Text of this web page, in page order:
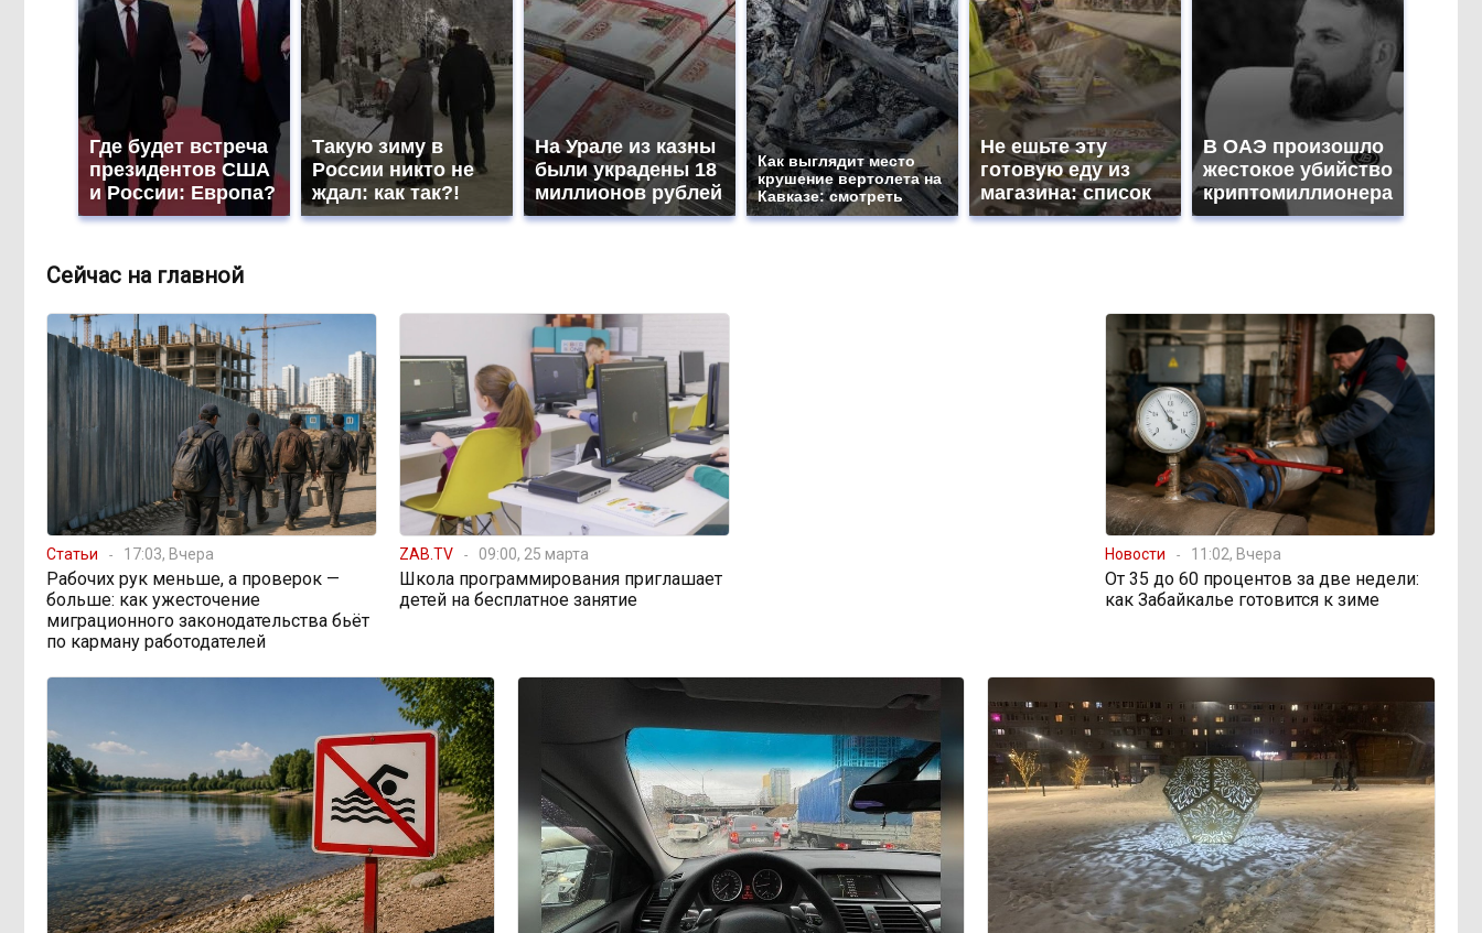
Где будет встреча
президентов США
и России: Европа?
Такую зиму в
России никто не
ждал: как так?!
На Урале из казны
были украдены 18
миллионов рублей
Как выглядит место
крушение вертолета на
Кавказе: смотреть
Не ешьте эту
готовую еду из
магазина: список
В ОАЭ произошло
жестокое убийство
криптомиллионера
Сейчас на главной
Статьи 17:03, Вчера
Рабочих рук меньше, а проверок —
больше: как ужесточение
миграционного законодательства бьёт
по карману работодателей
ZAB.TV 09:00, 25 марта
Школа программирования приглашает
детей на бесплатное занятие
Новости 11:02, Вчера
От 35 до 60 процентов за две недели:
как Забайкалье готовится к зиме